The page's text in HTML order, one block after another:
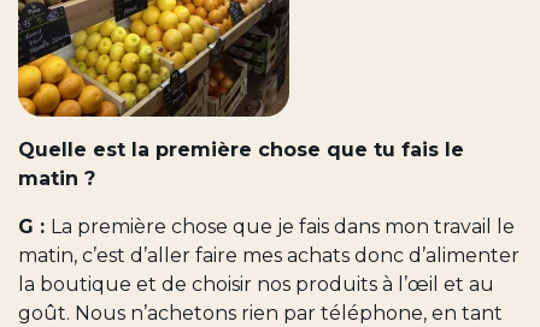
Quelle est la première chose que tu fais le
matin ?
G : La première chose que je fais dans mon travail le
matin, c’est d’aller faire mes achats donc d’alimenter
la boutique et de choisir nos produits à l’œil et au
goût. Nous n’achetons rien par téléphone, en tant